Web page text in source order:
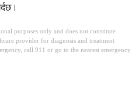
purposes only and does not constitute
provider for diagnosis and treatment
call 911 or go to the nearest emergency